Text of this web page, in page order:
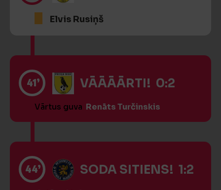
Elvis Rusiņš
41’ VĀĀĀĀRTI! 0:2
Vārtus guva Renāts Turčinskis
44’ SODA SITIENS! 1:2